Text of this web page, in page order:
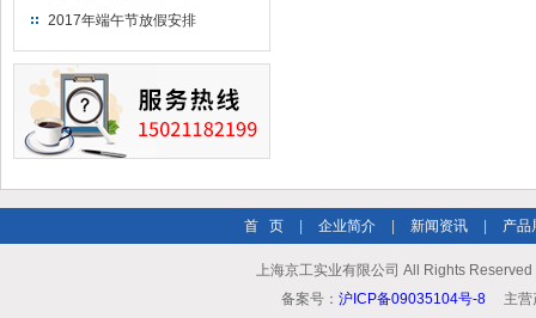
2017年端午节放假安排
首 页 企业简介 新闻资讯 产品
上海京工实业有限公司 All Rights
备案号： 沪ICP备09035104号-8 主营